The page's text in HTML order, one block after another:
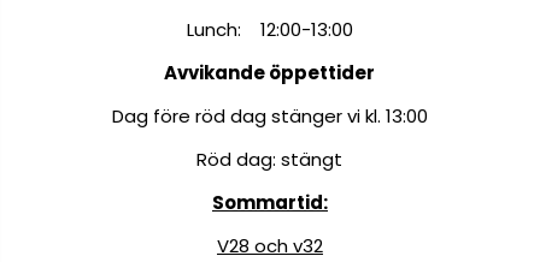
Lunch: 12:00-13:00
Avvikande öppettider
Dag före röd dag stänger vi kl. 13:00
Röd dag: stängt
Sommartid:
V28 och v32